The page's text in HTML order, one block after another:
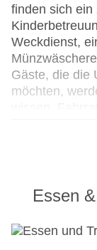
finden sich ein
Weckdienst,
Gäste, die die
möchten,
vorhanden.
Parkplatz:
Check-in
Essen